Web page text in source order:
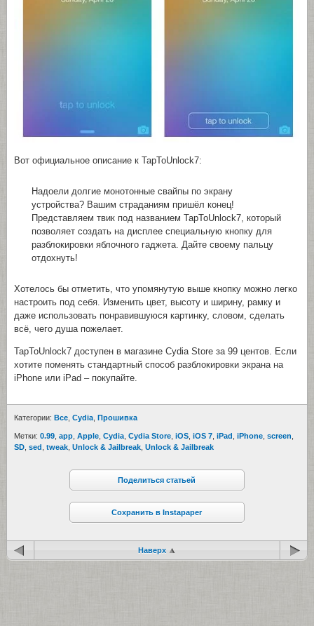
Вот официальное описание к TapToUnlock7:
Надоели долгие монотонные свайпы по экрану
устройства? Вашим страданиям пришёл конец!
Представляем твик под названием TapToUnlock7, который
позволяет создать на дисплее специальную кнопку для
разблокировки яблочного гаджета. Дайте своему пальцу
отдохнуть!
Хотелось бы отметить, что упомянутую выше кнопку можно легко
настроить под себя. Изменить цвет, высоту и ширину, рамку и
даже использовать понравившуюся картинку, словом, сделать
всё, чего душа пожелает.
TapToUnlock7 доступен в магазине Cydia Store за 99 центов. Если
хотите поменять стандартный способ разблокировки экрана на
iPhone или iPad – покупайте.
Категории: Все Cydia Прошивка
Метки: 0.99 app Apple Cydia Cydia Store iOS iOS 7 iPad iPhone screen
SD sed tweak Unlock & Jailbreak Unlock & Jailbreak
Поделиться статьей
Сохранить в Instapaper
Наверх